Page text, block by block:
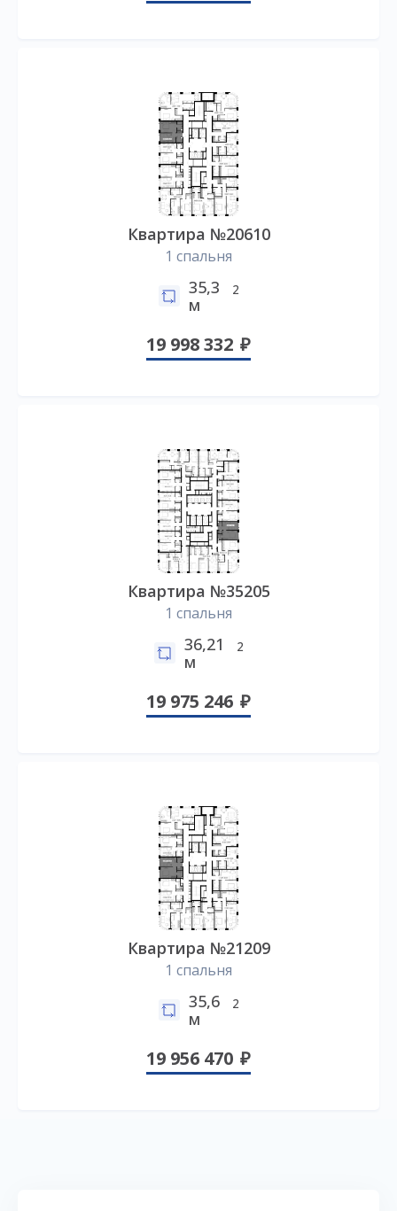
Квартира №20610
1 спальня
35,3
м
2
19 998 332
Квартира №35205
1 спальня
36,21
м
2
19 975 246
Квартира №21209
1 спальня
35,6
м
2
19 956 470